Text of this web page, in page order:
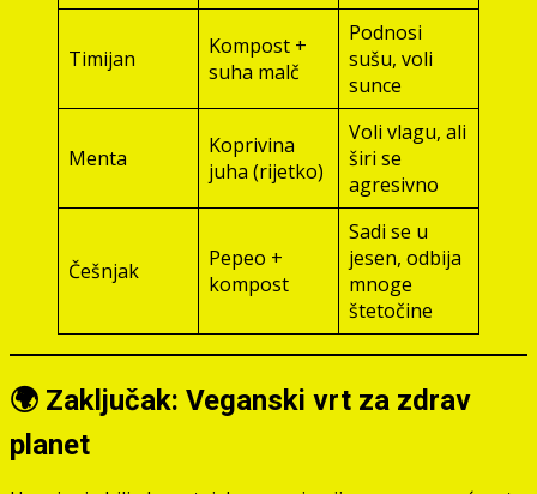
Timijan
Kompost +
suha malč
Podnosi
sušu, voli
sunce
Menta
Koprivina
juha (rijetko)
Voli vlagu, ali
širi se
agresivno
Češnjak
Pepeo +
kompost
Sadi se u
jesen, odbija
mnoge
štetočine
🌍 Zaključak: Veganski vrt za zdrav
planet